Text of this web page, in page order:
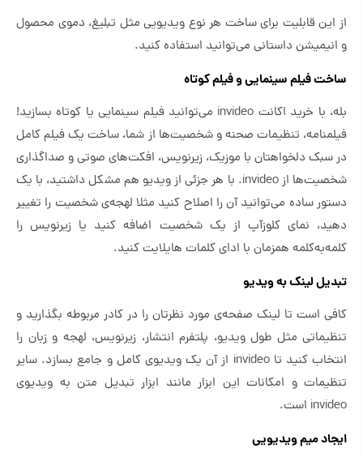
از این قابلیت برای ساخت هر نوع ویدیویی مثل تبلیغ، دموی محصول
و انیمیشن داستانی می‌توانید استفاده کنید.
ساخت فیلم سینمایی و فیلم کوتاه
بله، با خرید اکانت invideo می‌توانید فیلم سینمایی یا کوتاه بسازید!
فیلمنامه، تنظیمات صحنه و شخصیت‌ها از شما، ساخت یک فیلم کامل
در سبک دلخواهتان با موزیک، زیرنویس، افکت‌های صوتی و صداگذاری
شخصیت‌ها از invideo. با هر جزئی از ویدیو هم مشکل داشتید، با یک
دستور ساده می‌توانید آن را اصلاح کنید مثلا لهجه‌ی شخصیت را تغییر
دهید،‌ نمای کلوزآپ از یک شخصیت اضافه کنید یا زیرنویس را
کلمه‌به‌کلمه همزمان با ادای کلمات هایلایت کنید.
تبدیل لینک به ویدیو
کافی است تا لینک صفحه‌ی مورد نظرتان را در کادر مربوطه بگذارید و
تنظیماتی مثل طول ویدیو، پلتفرم انتشار، زیرنویس، لهجه و زبان را
انتخاب کنید تا invideo از آن یک ویدیوی کامل و جامع بسازد. سایر
تنظیمات و امکانات این ابزار مانند ابزار تبدیل متن به ویدیوی
invideo است.
ایجاد میم ویدیویی